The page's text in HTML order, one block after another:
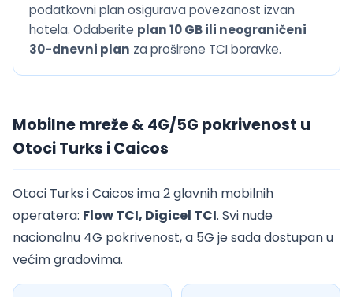
podatkovni plan osigurava povezanost izvan
hotela. Odaberite plan 10 GB ili neograničeni
30-dnevni plan za proširene TCI boravke.
Mobilne mreže & 4G/5G pokrivenost u
Otoci Turks i Caicos
Otoci Turks i Caicos ima 2 glavnih mobilnih
operatera: Flow TCI, Digicel TCI. Svi nude
nacionalnu 4G pokrivenost, a 5G je sada dostupan u
većim gradovima.